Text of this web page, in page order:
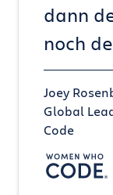
dann
noch
Joey
Global
Code